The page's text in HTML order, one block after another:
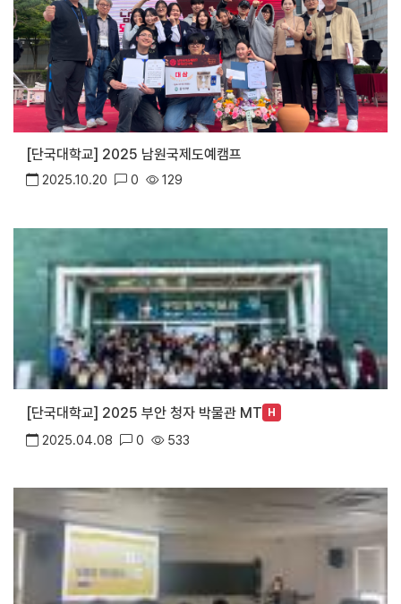
[단국대학교] 2025 남원국제도예캠프
2025.10.20 0 129
[단국대학교] 2025 부안 청자 박물관 MT H
2025.04.08 0 533